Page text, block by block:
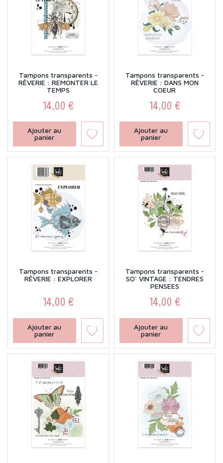
Tampons transparents -
RÊVERIE : REMONTER LE
TEMPS
Prix
14,00 €
Ajouter au
panier
Tampons transparents -
RÊVERIE : DANS MON
COEUR
Prix
14,00 €
Ajouter au
panier
Tampons transparents -
RÊVERIE : EXPLORER
Prix
14,00 €
Ajouter au
panier
Tampons transparents -
SO' VINTAGE : TENDRES
PENSEES
Prix
14,00 €
Ajouter au
panier